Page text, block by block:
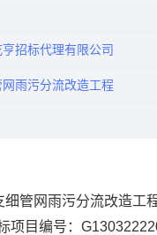
招标代理有限公司
网雨污分流改造工程
管网雨污分流改造工
项目编号：